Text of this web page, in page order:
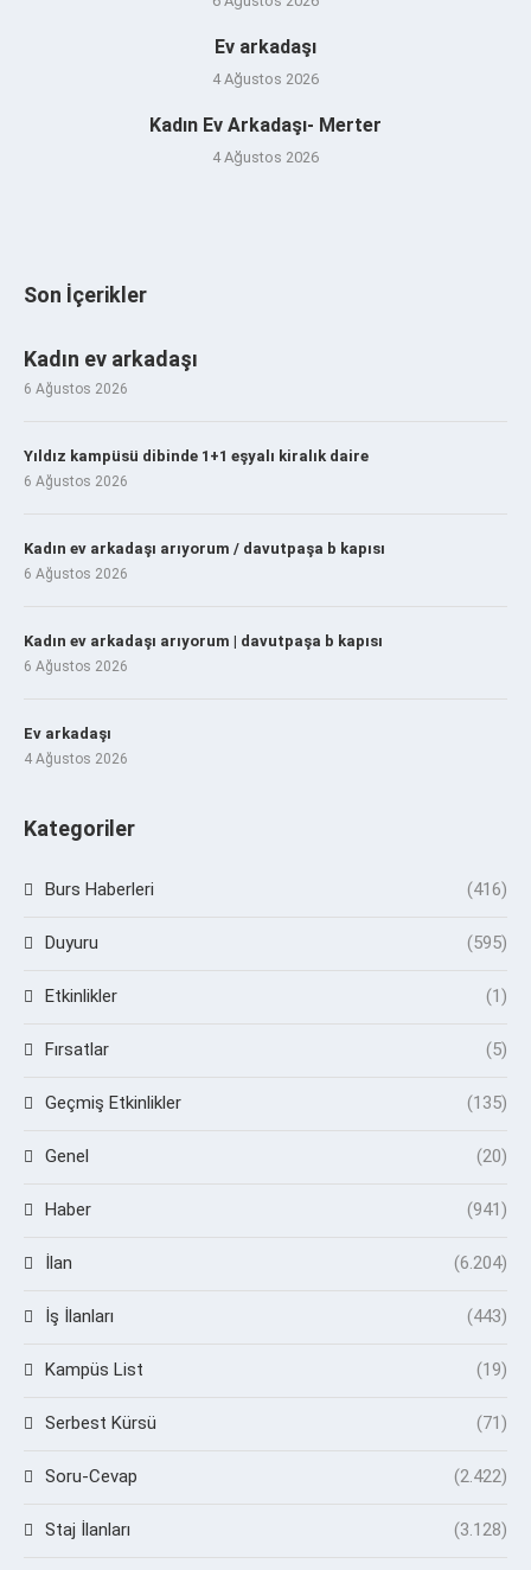
Ev arkadaşı
4 Ağustos 2026
Kadın Ev Arkadaşı- Merter
4 Ağustos 2026
Son İçerikler
Kadın ev arkadaşı
6 Ağustos 2026
Yıldız kampüsü dibinde 1+1 eşyalı kiralık daire
6 Ağustos 2026
Kadın ev arkadaşı arıyorum / davutpaşa b kapısı
6 Ağustos 2026
Kadın ev arkadaşı arıyorum | davutpaşa b kapısı
6 Ağustos 2026
Ev arkadaşı
4 Ağustos 2026
Kategoriler
Burs Haberleri (416)
Duyuru (595)
Etkinlikler (1)
Fırsatlar (5)
Geçmiş Etkinlikler (135)
Genel (20)
Haber (941)
İlan (6.204)
İş İlanları (443)
Kampüs List (19)
Serbest Kürsü (71)
Soru-Cevap (2.422)
Staj İlanları (3.128)